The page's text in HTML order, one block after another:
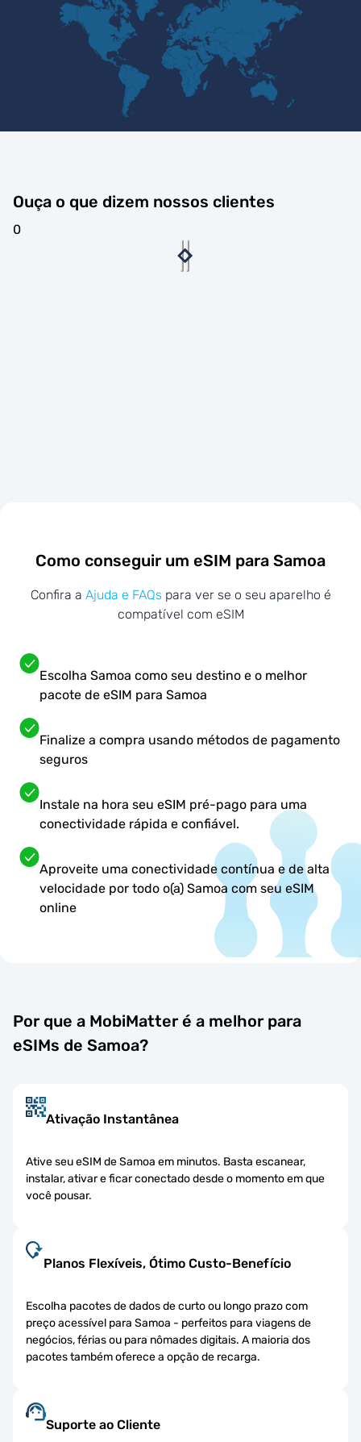
Ouça o que dizem nossos clientes
0
Como conseguir um eSIM para Samoa
Confira a Ajuda e FAQs para ver se o seu aparelho é
compatível com eSIM
Escolha Samoa como seu destino e o melhor
pacote de eSIM para Samoa
Finalize a compra usando métodos de pagamento
seguros
Instale na hora seu eSIM pré-pago para uma
conectividade rápida e confiável.
Aproveite uma conectividade contínua e de alta
velocidade por todo o(a) Samoa com seu eSIM
online
Por que a MobiMatter é a melhor para
eSIMs de Samoa?
Ativação Instantânea
Ative seu eSIM de Samoa em minutos. Basta escanear,
instalar, ativar e ficar conectado desde o momento em que
você pousar.
Planos Flexíveis, Ótimo Custo-Benefício
Escolha pacotes de dados de curto ou longo prazo com
preço acessível para Samoa - perfeitos para viagens de
negócios, férias ou para nômades digitais. A maioria dos
pacotes também oferece a opção de recarga.
Suporte ao Cliente